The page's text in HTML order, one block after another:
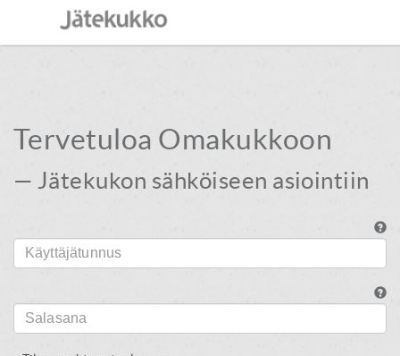
Tervetuloa Omakukkoon
— Jätekukon sähköiseen asiointiin